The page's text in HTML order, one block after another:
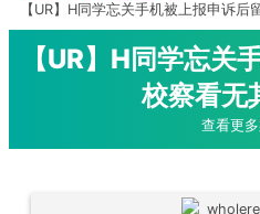
【UR】H同学忘关手机被上报申诉后
【UR】H同学忘关
校察看无
查看更